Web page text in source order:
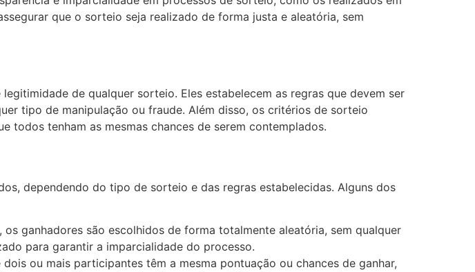
que o sorteio seja realizado de forma justa e aleatória, sem
de qualquer sorteio. Eles estabelecem as regras que devem ser
tipo de manipulação ou fraude. Além disso, os critérios de sorteio
todos tenham as mesmas chances de serem contemplados.
dependendo do tipo de sorteio e das regras estabelecidas. Alguns dos
ganhadores são escolhidos de forma totalmente aleatória, sem qualquer
para garantir a imparcialidade do processo.
ou mais participantes têm a mesma pontuação ou chances de ganhar,